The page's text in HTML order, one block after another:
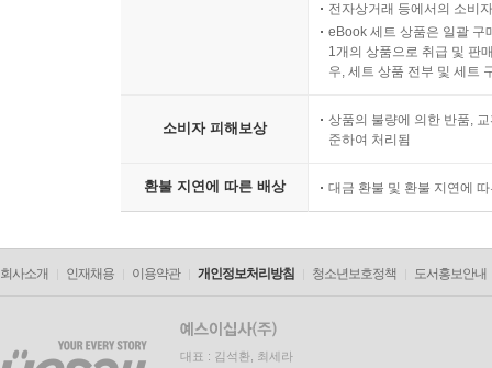
전자상거래 등에서의 소비
eBook 세트 상품은 일괄 구
1개의 상품으로 취급 및 판
우, 세트 상품 전부 및 세트
소비자 피해보상
상품의 불량에 의한 반품,
준하여 처리됨
환불 지연에 따른 배상 대금 환불 및 환불 지연에
회사소개 인재채용 이용약관 개인정보처리방침 청소년보호정책 도서홍보안내
대표 : 김석환, 최세라